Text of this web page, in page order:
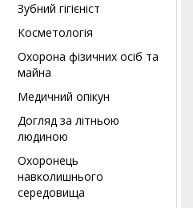
Зубний гігієніст
Косметологія
Охорона фізичних осіб та
майна
Медичний опікун
Догляд за літньою
людиною
Охоронець
навколишнього
середовища